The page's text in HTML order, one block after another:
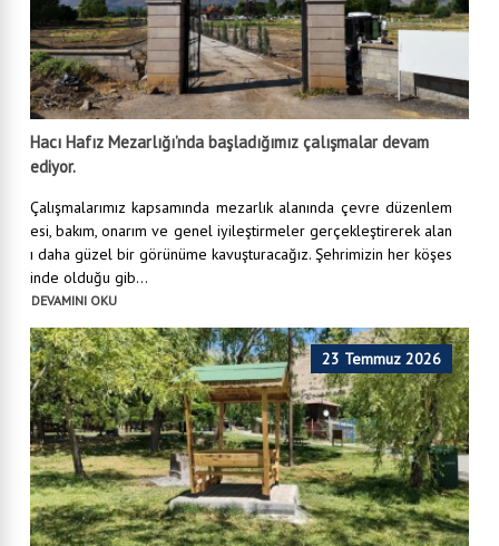
Hacı Hafız Mezarlığı’nda başladığımız çalışmalar devam
ediyor.
Çalışmalarımız kapsamında mezarlık alanında çevre düzenlem
esi, bakım, onarım ve genel iyileştirmeler gerçekleştirerek alan
ı daha güzel bir görünüme kavuşturacağız. Şehrimizin her köşes
inde olduğu gib...
DEVAMINI OKU
23 Temmuz 2026